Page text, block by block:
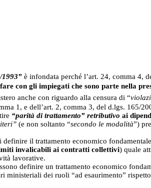
1993” è infondata perché l’art. 24, comma 4,
con gli impiegati che sono parte nella
anche con riguardo alla censura di “
1, e dell’art. 2, comma 3, del d.lgs. 165/
“parità di trattamento” retributivo ai
(e non soltanto “secondo le modalità”)
il trattamento economico
invalicabili ai contratti collettivi) quale
lavorative.
definire un trattamento economico
dei ruoli “ad esaurimento”